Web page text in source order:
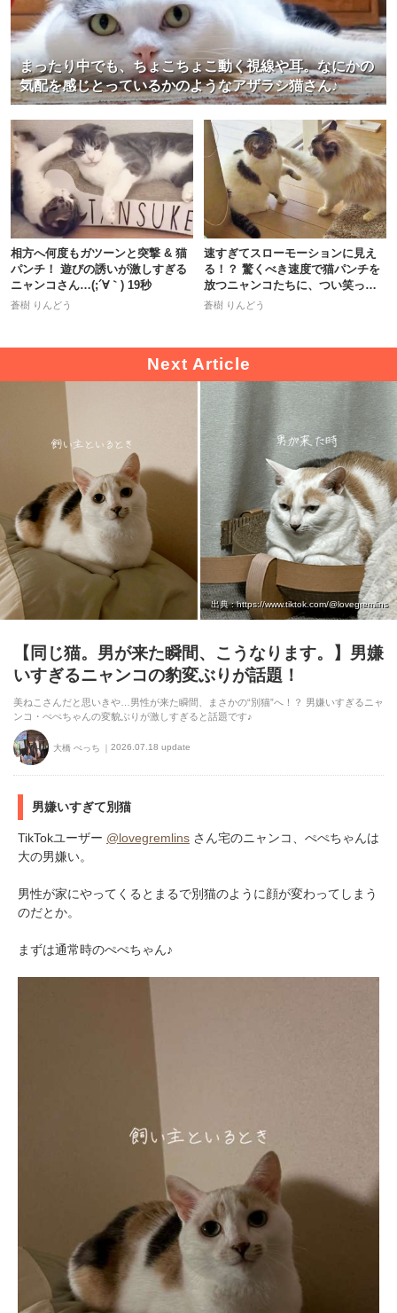
まったり中でも、ちょこちょこ動く視線や耳。なにかの
気配を感じとっているかのようなアザラシ猫さん♪
相方へ何度もガツーンと突撃 & 猫
パンチ！ 遊びの誘いが激しすぎる
ニャンコさん…(;´∀｀) 19秒
蒼樹 りんどう
速すぎてスローモーションに見え
る！？ 驚くべき速度で猫パンチを
放つニャンコたちに、つい笑っち
ゃう♪
蒼樹 りんどう
出典 : https://www.tiktok.com/@lovegremlins
【同じ猫。男が来た瞬間、こうなります。】男嫌
いすぎるニャンコの豹変ぶりが話題！
美ねこさんだと思いきや…男性が来た瞬間、まさかの“別猫”へ！？ 男嫌いすぎるニャ
ンコ・ぺぺちゃんの変貌ぶりが激しすぎると話題です♪
大橋 ぺっち 2026.07.18 update
男嫌いすぎて別猫
TikTokユーザー @lovegremlins さん宅のニャンコ、ぺぺちゃんは
大の男嫌い。
男性が家にやってくるとまるで別猫のように顔が変わってしまう
のだとか。
まずは通常時のぺぺちゃん♪
アプリをダウンロードする